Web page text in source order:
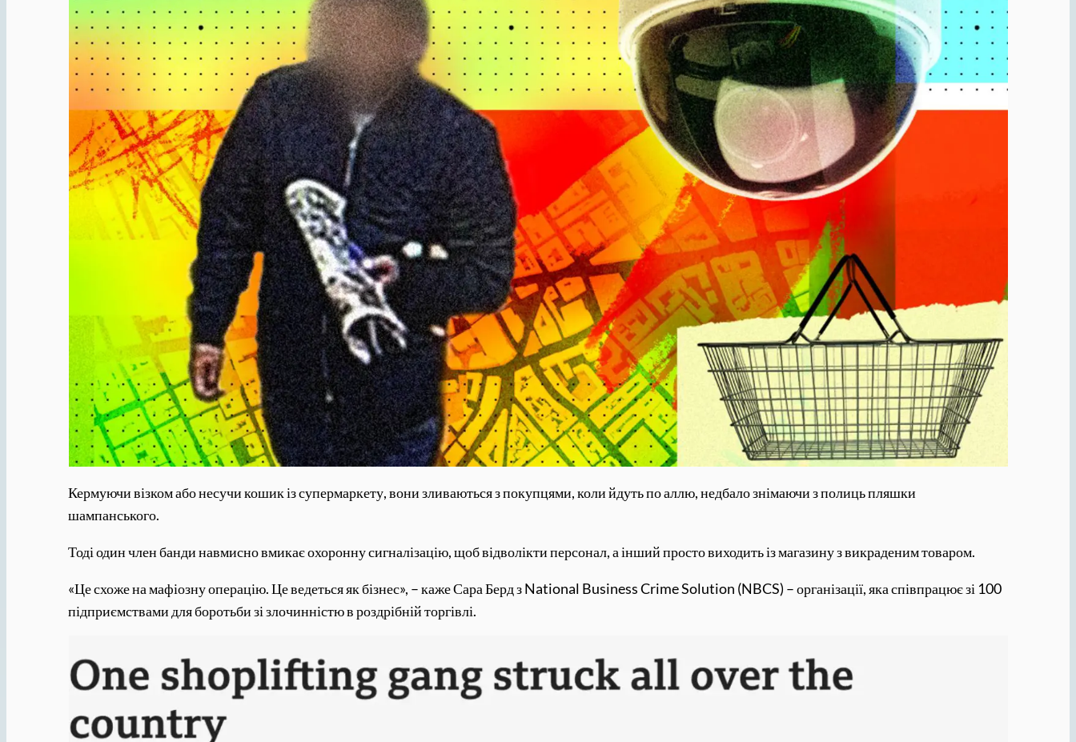
Кермуючи візком або несучи кошик із супермаркету, вони зливаються з покупцями, коли йдуть по аллю, недбало знімаючи з полиць пляшки
шампанського.
Тоді один член банди навмисно вмикає охоронну сигналізацію, щоб відволікти персонал, а інший просто виходить із магазину з викраденим товаром.
«Це схоже на мафіозну операцію. Це ведеться як бізнес», – каже Сара Берд з National Business Crime Solution (NBCS) – організації, яка співпрацює зі 100
підприємствами для боротьби зі злочинністю в роздрібній торгівлі.